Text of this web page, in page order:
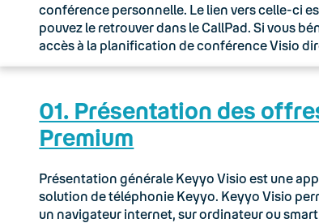
conférence personnelle. Le lien vers celle-ci
pouvez le retrouver dans le CallPad. Si vous
accès à la planification de conférence Visio
01. Présentation des
Premium
Présentation générale Keyyo Visio est une
solution de téléphonie Keyyo. Keyyo Visio
un navigateur internet, sur ordinateur ou